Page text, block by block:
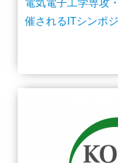
電気電子工学専攻
催されるITシンポ